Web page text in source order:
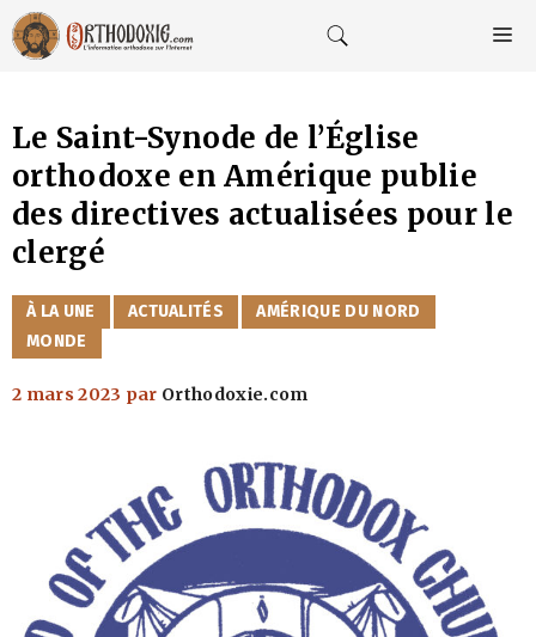
Aller
au
contenu
Le Saint-Synode de l’Église
orthodoxe en Amérique publie
des directives actualisées pour le
clergé
CATÉGORIES
À LA UNE ACTUALITÉS
AMÉRIQUE DU NORD
MONDE
2 mars 2023 par Orthodoxie.com